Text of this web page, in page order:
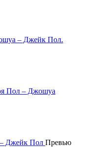
– Джейк Пол.
Пол – Джошуа
Джейк Пол Превью